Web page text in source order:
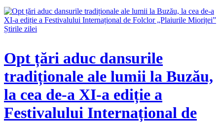
Știrile zilei
Opt țări aduc dansurile
tradiționale ale lumii la Buzău,
la cea de-a XI-a ediție a
Festivalului Internațional de